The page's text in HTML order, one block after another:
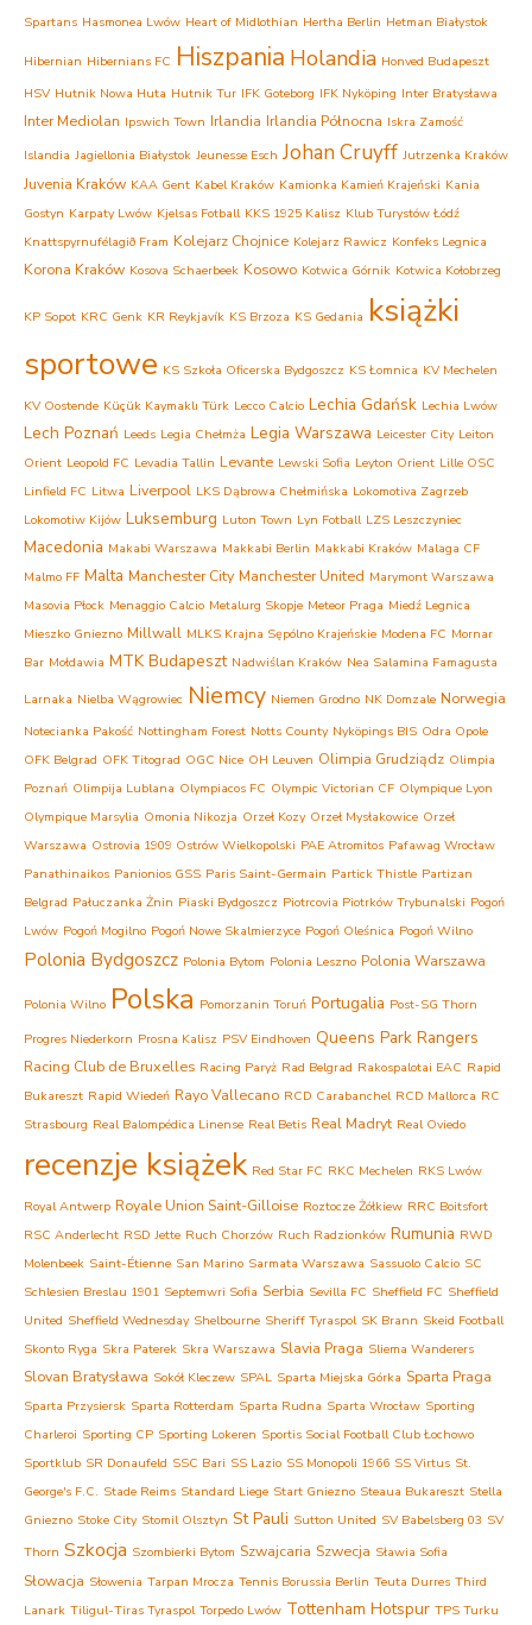
Spartans Hasmonea Lwów Heart of Midlothian Hertha Berlin Hetman Białystok
Hibernian Hibernians FC Hiszpania Holandia Honved Budapeszt
HSV Hutnik Nowa Huta Hutnik Tur IFK Goteborg IFK Nyköping Inter Bratysława
Inter Mediolan Ipswich Town Irlandia Irlandia Północna Iskra Zamość
Islandia Jagiellonia Białystok Jeunesse Esch Johan Cruyff Jutrzenka Kraków
Juvenia Kraków KAA Gent Kabel Kraków Kamionka Kamień Krajeński Kania
Gostyn Karpaty Lwów Kjelsas Fotball KKS 1925 Kalisz Klub Turystów Łódź
Knattspyrnufélagið Fram Kolejarz Chojnice Kolejarz Rawicz Konfeks Legnica
Korona Kraków Kosova Schaerbeek Kosowo Kotwica Górnik Kotwica Kołobrzeg
KP Sopot KRC Genk KR Reykjavík KS Brzoza KS Gedania książki
sportowe KS Szkoła Oficerska Bydgoszcz KS Łomnica KV Mechelen
KV Oostende Küçük Kaymaklı Türk Lecco Calcio Lechia Gdańsk Lechia Lwów
Lech Poznań Leeds Legia Chełmża Legia Warszawa Leicester City Leiton
Orient Leopold FC Levadia Tallin Levante Lewski Sofia Leyton Orient Lille OSC
Linfield FC Litwa Liverpool LKS Dąbrowa Chełmińska Lokomotiva Zagrzeb
Lokomotiw Kijów Luksemburg Luton Town Lyn Fotball LZS Leszczyniec
Macedonia Makabi Warszawa Makkabi Berlin Makkabi Kraków Malaga CF
Malmo FF Malta Manchester City Manchester United Marymont Warszawa
Masovia Płock Menaggio Calcio Metalurg Skopje Meteor Praga Miedź Legnica
Mieszko Gniezno Millwall MLKS Krajna Sępólno Krajeńskie Modena FC Mornar
Bar Mołdawia MTK Budapeszt Nadwiślan Kraków Nea Salamina Famagusta
Larnaka Nielba Wągrowiec Niemcy Niemen Grodno NK Domzale Norwegia
Notecianka Pakość Nottingham Forest Notts County Nyköpings BIS Odra Opole
OFK Belgrad OFK Titograd OGC Nice OH Leuven Olimpia Grudziądz Olimpia
Poznań Olimpija Lublana Olympiacos FC Olympic Victorian CF Olympique Lyon
Olympique Marsylia Omonia Nikozja Orzeł Kozy Orzeł Mysłakowice Orzeł
Warszawa Ostrovia 1909 Ostrów Wielkopolski PAE Atromitos Pafawag Wrocław
Panathinaikos Panionios GSS Paris Saint-Germain Partick Thistle Partizan
Belgrad Pałuczanka Żnin Piaski Bydgoszcz Piotrcovia Piotrków Trybunalski Pogoń
Lwów Pogoń Mogilno Pogoń Nowe Skalmierzyce Pogoń Oleśnica Pogoń Wilno
Polonia Bydgoszcz Polonia Bytom Polonia Leszno Polonia Warszawa
Polonia Wilno Polska Pomorzanin Toruń Portugalia Post-SG Thorn
Progres Niederkorn Prosna Kalisz PSV Eindhoven Queens Park Rangers
Racing Club de Bruxelles Racing Paryż Rad Belgrad Rakospalotai EAC Rapid
Bukareszt Rapid Wiedeń Rayo Vallecano RCD Carabanchel RCD Mallorca RC
Strasbourg Real Balompédica Linense Real Betis Real Madryt Real Oviedo
recenzje książek Red Star FC RKC Mechelen RKS Lwów
Royal Antwerp Royale Union Saint-Gilloise Roztocze Żółkiew RRC Boitsfort
RSC Anderlecht RSD Jette Ruch Chorzów Ruch Radzionków Rumunia RWD
Molenbeek Saint-Étienne San Marino Sarmata Warszawa Sassuolo Calcio SC
Schlesien Breslau 1901 Septemwri Sofia Serbia Sevilla FC Sheffield FC Sheffield
United Sheffield Wednesday Shelbourne Sheriff Tyraspol SK Brann Skeid Football
Skonto Ryga Skra Paterek Skra Warszawa Slavia Praga Sliema Wanderers
Slovan Bratysława Sokół Kleczew SPAL Sparta Miejska Górka Sparta Praga
Sparta Przysiersk Sparta Rotterdam Sparta Rudna Sparta Wrocław Sporting
Charleroi Sporting CP Sporting Lokeren Sportis Social Football Club Łochowo
Sportklub SR Donaufeld SSC Bari SS Lazio SS Monopoli 1966 SS Virtus St.
George's F.C. Stade Reims Standard Liege Start Gniezno Steaua Bukareszt Stella
Gniezno Stoke City Stomil Olsztyn St Pauli Sutton United SV Babelsberg 03 SV
Thorn Szkocja Szombierki Bytom Szwajcaria Szwecja Sławia Sofia
Słowacja Słowenia Tarpan Mrocza Tennis Borussia Berlin Teuta Durres Third
Lanark Tiligul-Tiras Tyraspol Torpedo Lwów Tottenham Hotspur TPS Turku